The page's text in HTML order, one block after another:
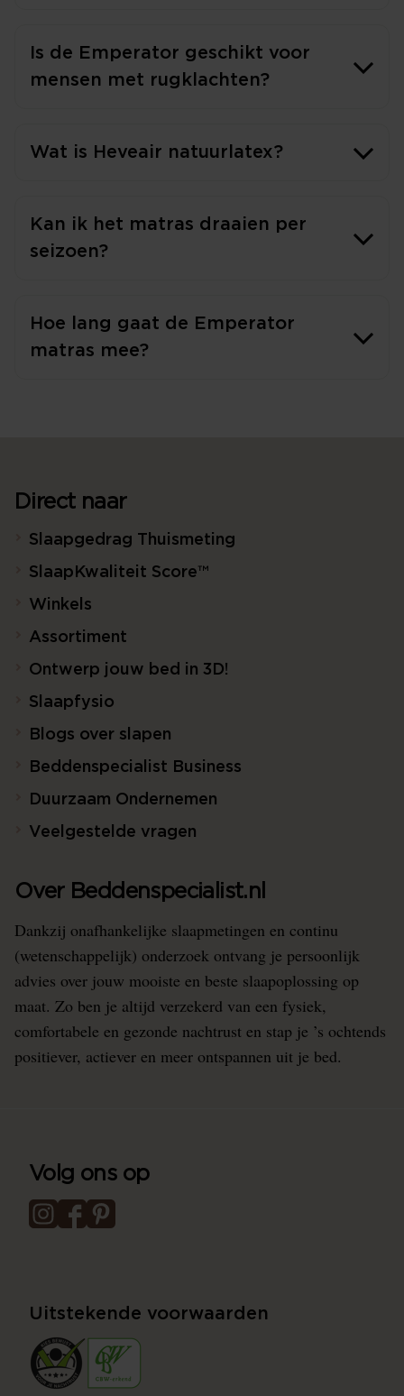
Is de Emperator geschikt voor
mensen met rugklachten?
Wat is Heveair natuurlatex?
Kan ik het matras draaien per
seizoen?
Hoe lang gaat de Emperator
matras mee?
Direct naar
Slaapgedrag Thuismeting
SlaapKwaliteit Score™
Winkels
Assortiment
Ontwerp jouw bed in 3D!
Slaapfysio
Blogs over slapen
Beddenspecialist Business
Duurzaam Ondernemen
Veelgestelde vragen
Over Beddenspecialist.nl
Dankzij onafhankelijke slaapmetingen en continu
(wetenschappelijk) onderzoek ontvang je persoonlijk
advies over jouw mooiste en beste slaapoplossing op
maat. Zo ben je altijd verzekerd van een fysiek,
comfortabele en gezonde nachtrust en stap je ’s ochtends
positiever, actiever en meer ontspannen uit je bed.
Volg ons op
Uitstekende voorwaarden